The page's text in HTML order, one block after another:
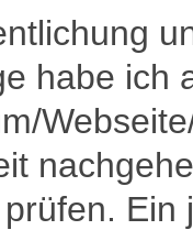
habe ich